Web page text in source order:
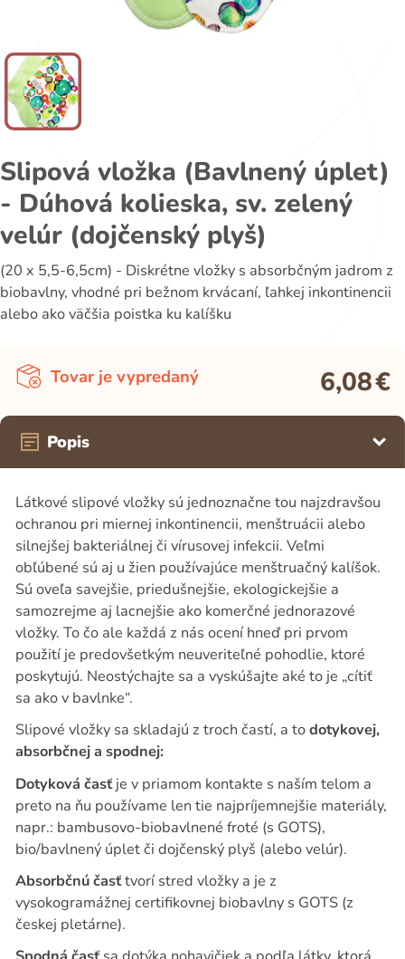
Slipová vložka (Bavlnený úplet)
- Dúhová kolieska, sv. zelený
velúr (dojčenský plyš)
(20 x 5,5-6,5cm) - Diskrétne vložky s absorbčným jadrom z
biobavlny, vhodné pri bežnom krvácaní, ľahkej inkontinencii
alebo ako väčšia poistka ku kalíšku
Tovar je vypredaný 6,08€
Popis
Látkové slipové vložky sú jednoznačne tou najzdravšou
ochranou pri miernej inkontinencii, menštruácii alebo
silnejšej bakteriálnej či vírusovej infekcii. Veľmi
obľúbené sú aj u žien používajúce menštruačný kalíšok.
Sú oveľa savejšie, priedušnejšie, ekologickejšie a
samozrejme aj lacnejšie ako komerčné jednorazové
vložky. To čo ale každá z nás ocení hneď pri prvom
použití je predovšetkým neuveriteľné pohodlie, ktoré
poskytujú. Neostýchajte sa a vyskúšajte aké to je „cítiť
sa ako v bavlnke“.
Slipové vložky sa skladajú z troch častí, a todotykovej,
absorbčnej a spodnej:
Dotyková časťje v priamom kontakte s naším telom a
preto na ňu používame len tie najpríjemnejšie materiály,
napr.: bambusovo-biobavlnené froté (s GOTS),
bio/bavlnený úplet či dojčenský plyš (alebo velúr).
Absorbčnú časťtvorí stred vložky a je z
vysokogramážnej certifikovnej biobavlny s GOTS (z
českej pletárne).